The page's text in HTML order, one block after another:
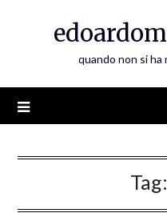
quando non si ha
Tag: